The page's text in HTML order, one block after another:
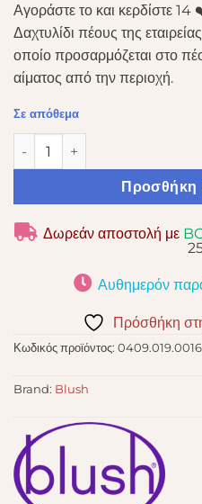
Αγοράστε το και κερδίστε 14
Δαχτυλίδι πέους της
οποίο προσαρμόζεται στο
αίματος από την περιοχή.
Σε απόθεμα
STAY HARD SILICONE
Προσθήκη
Δωρεάν αποστολή με
Αυθημερόν
Πρόσθήκη
Κωδικός προϊόντος:
Brand: Blush